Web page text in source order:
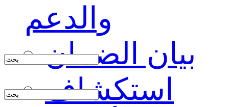
والدعم
بيان الضمان
استكشاف